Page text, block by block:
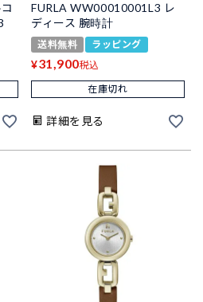
FURLA WW00010001L3 レ
ディース 腕時計
送料無料 ラッピング
¥31,900税込
在庫切れ
詳細を見る